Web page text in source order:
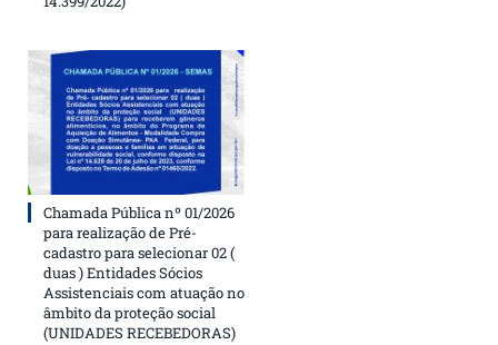
Chamada Pública nº 01/2026
para realização de Pré-
cadastro para selecionar 02 (
duas ) Entidades Sócios
Assistenciais com atuação no
âmbito da proteção social
(UNIDADES RECEBEDORAS)